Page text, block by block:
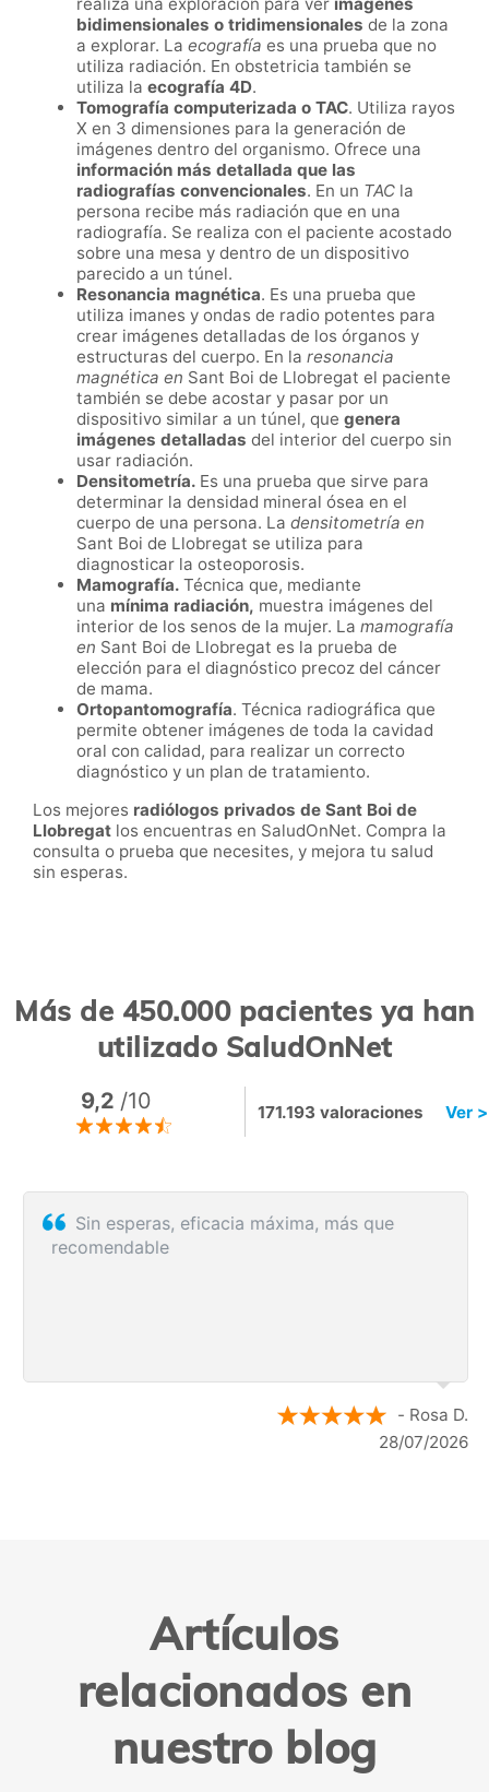
bidimensionales o tridimensionales de la zona
a explorar. La ecografía es una prueba que no
utiliza radiación. En obstetricia también se
utiliza la ecografía 4D.
Tomografía computerizada o TAC. Utiliza rayos
X en 3 dimensiones para la generación de
imágenes dentro del organismo. Ofrece una
información más detallada que las
radiografías convencionales. En un TAC la
persona recibe más radiación que en una
radiografía. Se realiza con el paciente acostado
sobre una mesa y dentro de un dispositivo
parecido a un túnel.
Resonancia magnética. Es una prueba que
utiliza imanes y ondas de radio potentes para
crear imágenes detalladas de los órganos y
estructuras del cuerpo. En la resonancia
magnética en Sant Boi de Llobregat el paciente
también se debe acostar y pasar por un
dispositivo similar a un túnel, que genera
imágenes detalladas del interior del cuerpo sin
usar radiación.
Densitometría. Es una prueba que sirve para
determinar la densidad mineral ósea en el
cuerpo de una persona. La densitometría en
Sant Boi de Llobregat se utiliza para
diagnosticar la osteoporosis.
Mamografía. Técnica que, mediante
una mínima radiación, muestra imágenes del
interior de los senos de la mujer. La mamografía
en Sant Boi de Llobregat es la prueba de
elección para el diagnóstico precoz del cáncer
de mama.
Ortopantomografía. Técnica radiográfica que
permite obtener imágenes de toda la cavidad
oral con calidad, para realizar un correcto
diagnóstico y un plan de tratamiento.
Los mejores radiólogos privados de Sant Boi de
Llobregat los encuentras en SaludOnNet. Compra la
consulta o prueba que necesites, y mejora tu salud
sin esperas.
Más de 450.000 pacientes ya han
utilizado SaludOnNet
9,2 /10 171.193 valoraciones Ver >
Sin esperas, eficacia máxima, más que
recomendable
- Rosa D.
28/07/2026
Artículos
relacionados en
nuestro blog